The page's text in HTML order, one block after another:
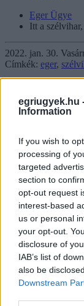
egriugyek.hu
Information
If you wish to
processing of
targeted
section to
opt-out request
interest-based
us or personal
your opt-out.
disclosure of
IAB’s list of
also be
Downstream
Eger Ügye
Itt a
2022. jan. 30.
Címkék: eger,
Már a
A meteorológiai
északi - köztük
országszerteviharos
akár száz
– figyelmeztet
Főigazgatóság.
Az ilyen erős szél
az épületek tetejét.
A ház környékéről